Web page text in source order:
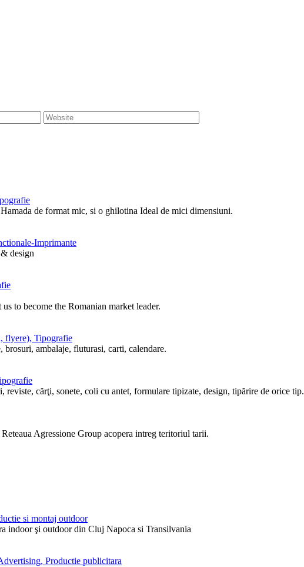
de format mic, si o ghilotina Ideal de mici dimensiuni.
Imprimante
design
to become the Romanian market leader.
flyere), Tipografie
brosuri, ambalaje, fluturasi, carti, calendare.
cărţi, sonete, coli cu antet, formulare tipizate, design, tipărire de orice tip.
Agressione Group acopera intreg teritoriul tarii.
si montaj outdoor
indoor şi outdoor din Cluj Napoca si Transilvania
Productie publicitara